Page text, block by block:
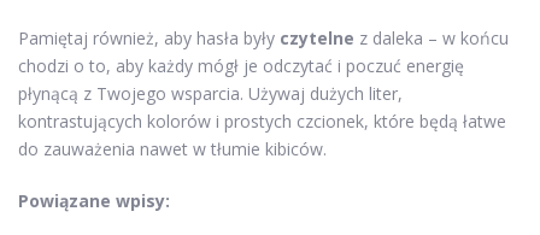
Pamiętaj również, aby hasła były czytelne z daleka – w końcu
chodzi o to, aby każdy mógł je odczytać i poczuć energię
płynącą z Twojego wsparcia. Używaj dużych liter,
kontrastujących kolorów i prostych czcionek, które będą łatwe
do zauważenia nawet w tłumie kibiców.
Powiązane wpisy: